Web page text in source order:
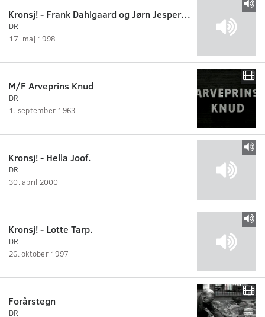
Kronsj! - Frank Dahlgaard og Jørn Jespersen.
DR
17. maj 1998
M/F Arveprins Knud
DR
1. september 1963
Kronsj! - Hella Joof.
DR
30. april 2000
Kronsj! - Lotte Tarp.
DR
26. oktober 1997
Forårstegn
DR